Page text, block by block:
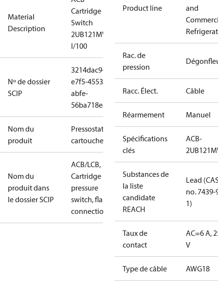
Material
Description
Cartridge
Switch
2UB121MW
I/100
Nº de dossier
SCIP
3214dac9-
e7f5-4553-
abfe-
56ba718eab3c
Nom du
produit
Pressostat à
cartouche
Nom du
produit dans
le dossier SCIP
ACB/LCB,
Cartridge
pressure
switch, flare
connection
Product line
and
Rac. de
pression
Racc. Élect. Câble
Réarmement Manuel
Spécifications
clés
ACB-
Substances de
la liste
candidate
REACH
Lead
no. 7439-
1)
Taux de
contact
AC=6 A,
V
Type de câble AWG18